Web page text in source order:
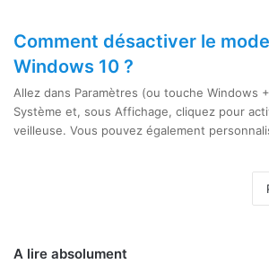
Comment désactiver le
Windows 10 ?
Allez dans Paramètres (ou touche Windows
Système et, sous Affichage, cliquez pour
veilleuse. Vous pouvez également
A lire absolument